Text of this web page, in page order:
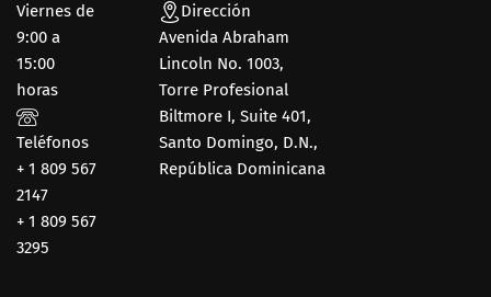
Viernes de
9:00 a
15:00
horas
Teléfonos
+ 1 809 567
2147
+ 1 809 567
3295
Dirección
Avenida Abraham
Lincoln No. 1003,
Torre Profesional
Biltmore I, Suite 401,
Santo Domingo, D.N.,
República Dominicana